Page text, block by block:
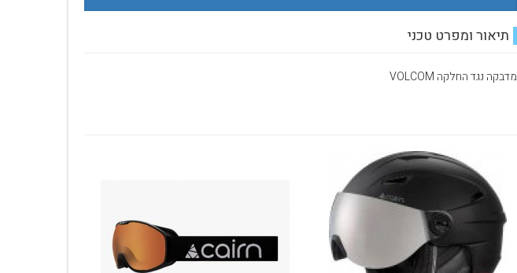
תיאור ומפרט טכני
מדבקה נגד החלקה VOLCOM